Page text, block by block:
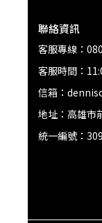
聯絡資訊
客服專線：
客服時間：
信箱：
地址：高雄市
統一編號：